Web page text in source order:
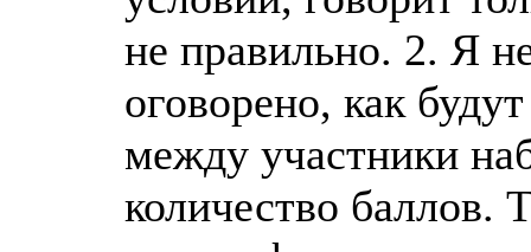
не правильно. 2. Я
оговорено, как
между участники
количество